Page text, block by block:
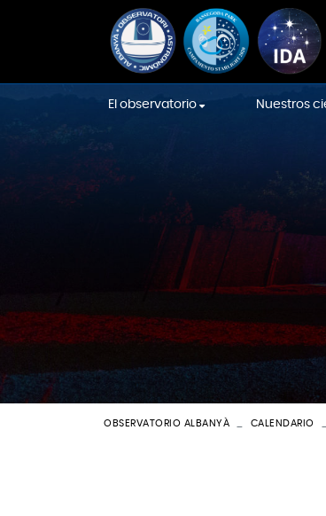
El observatorio
Equipamiento
La construcción
Sala de las Constelaciones
Nuestros
Cielos
Sky
Cielos
OBSERVATORIO ALBANYÀ CALENDARIO